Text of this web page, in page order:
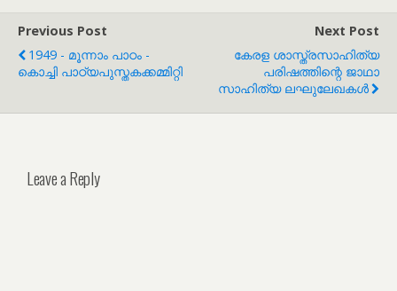
Previous Post
1949 - മൂന്നാം പാഠം -
കൊച്ചി പാഠ്യപുസ്തകക്കമ്മിറ്റി
Next Post
കേരള ശാസ്ത്രസാഹിത്യ
പരിഷത്തിന്റെ ജാഥാ
സാഹിത്യ ലഘുലേഖകൾ
Leave a Reply